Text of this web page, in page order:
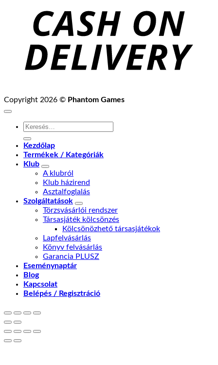
Copyright 2026 © Phantom Games
Keresés
következőre:
Kezdőlap
Termékek / Kategóriák
Klub
A klubról
Klub házirend
Asztalfoglalás
Szolgáltatások
Törzsvásárlói rendszer
Társasjáték kölcsönzés
Kölcsönözhető társasjátékok
Lapfelvásárlás
Könyv felvásárlás
Garancia PLUSZ
Eseménynaptár
Blog
Kapcsolat
Belépés / Regisztráció